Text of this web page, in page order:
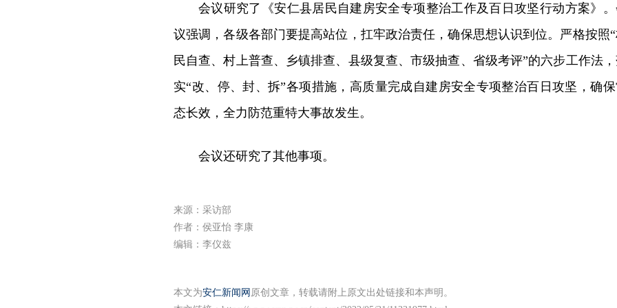
会议研究了《安仁县居民自建房安全专项整治工作及百日攻坚行动方案》
议强调，各级各部门要提高站位，扛牢政治责任，确保思想认识到位。严格按照
民自查、村上普查、乡镇排查、县级复查、市级抽查、省级考评”的六步工作法
实“改、停、封、拆”各项措施，高质量完成自建房安全专项整治百日攻坚，确保
态长效，全力防范重特大事故发生。
会议还研究了其他事项。
来源：采访部
作者：侯亚怡 李康
编辑：李仪兹
本文为安仁新闻网 原创文章，转载请附上原文出处链接和本声明。